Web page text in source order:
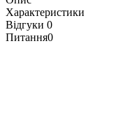
Характеристики
Відгуки 0
Питання0